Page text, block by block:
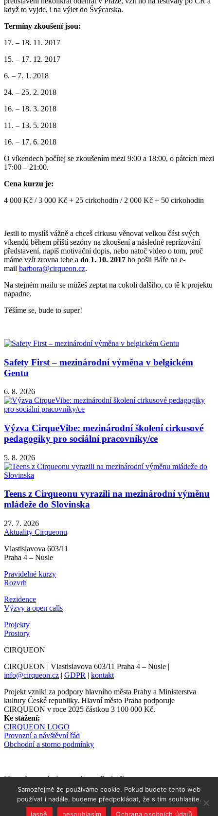
když to vyjde, i na výlet do Švýcarska.
Termíny zkoušení jsou:
17. – 18. 11. 2017
15. – 17. 12. 2017
6. – 7. 1. 2018
24. – 25. 2. 2018
16. – 18. 3. 2018
11. – 13. 5. 2018
16. – 17. 6. 2018
O víkendech počítej se zkoušením mezi 9:00 a 18:00, o pátcích mezi
17:00 – 21:00.
Cena kurzu je:
4 000 Kč / 3 000 Kč + 25 cirkohodin / 2 000 Kč + 50 cirkohodin
Jestli to myslíš vážně a chceš cirkusu věnovat velkou část svých
víkendů během příští sezóny na zkoušení a následné reprízování
představení, napiš motivační dopis, nebo natoč video o tom, proč
máme vzít zrovna tebe a do 1. 10. 2017 ho pošli Báře na e-
mail barbora@cirqueon.cz.
Na stejném mailu se můžeš zeptat na cokoli dalšího, co tě k projektu
napadne.
Těšíme se, bude to super!
Safety First – mezinárodní výměna v belgickém
Gentu
6. 8. 2026
Výzva CirqueVibe: mezinárodní školení cirkusové
pedagogiky pro sociální pracovníky/ce
5. 8. 2026
Teens z Cirqueonu vyrazili na mezinárodní výměnu
mládeže do Slovinska
27. 7. 2026
Aktuality Cirqueonu
Vlastislavova 603/11
Praha 4 – Nusle
Pravidelné kurzy
Rozvrh
Rezidence
Výzvy a open calls
Projekty
Prostory
CIRQUEON
CIRQUEON | Vlastislavova 603/11 Praha 4 – Nusle |
info@cirqueon.cz | GDPR | kontakt
Projekt vznikl za podpory hlavního města Prahy a Ministerstva
kultury České republiky. Hlavní město Praha podporuje
CIRQUEON v roce 2025 částkou 3 100 000 Kč.
Ke stažení:
CIRQUEON LOGO
Provozní a návštěvní řád
Obchodní a storno podmínky
Newsletter informuje s předstihem
Samozřejmě že používáme cookie. Pokud budete tento web
používat i nadále, budeme předpokládat, že s tím souhlasíte.
jasně
nesouhlasím Ochrana osobních údajů